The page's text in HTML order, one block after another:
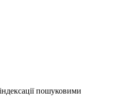
пошуковими